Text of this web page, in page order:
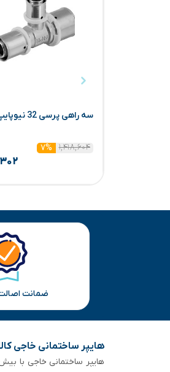
سه راهی پرسی 32 نیوپایپ
۱,۴۱۸,۶۰۴ ۷%
ضمانت اصالت
هایپر ساختمانی خاجی‌